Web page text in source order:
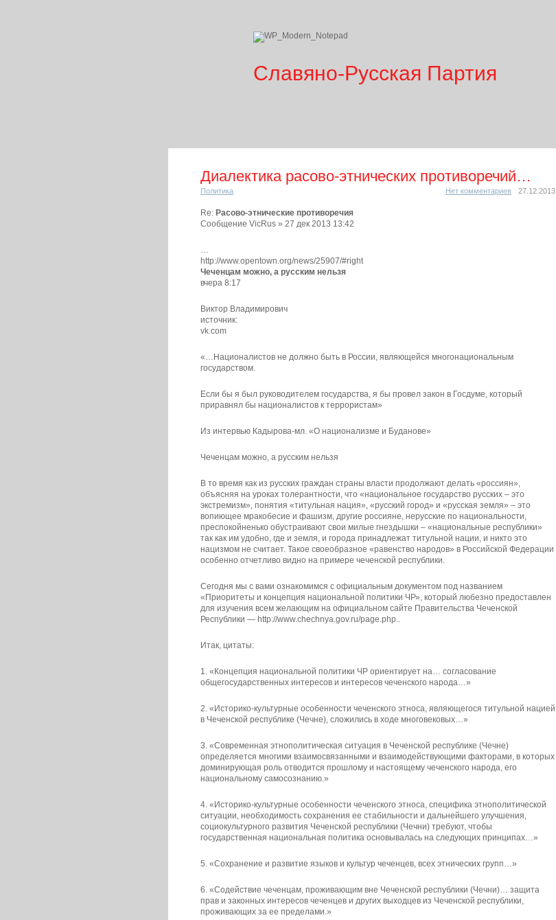
Славяно-Русская Партия
Диалектика расово-этнических противоречий…
Политика 27.12.2013
Нет комментариев
Re: Расово-этнические противоречия
Сообщение VicRus » 27 дек 2013 13:42
…
http://www.opentown.org/news/25907/#right
Чеченцам можно, а русским нельзя
вчера 8:17
Виктор Владимирович
источник:
vk.com
«…Националистов не должно быть в России, являющейся многонациональным
государством.
Если бы я был руководителем государства, я бы провел закон в Госдуме, который
приравнял бы националистов к террористам»
Из интервью Кадырова-мл. «О национализме и Буданове»
Чеченцам можно, а русским нельзя
В то время как из русских граждан страны власти продолжают делать «россиян»,
объясняя на уроках толерантности, что «национальное государство русских – это
экстремизм», понятия «титульная нация», «русский город» и «русская земля» – это
вопиющее мракобесие и фашизм, другие россияне, нерусские по национальности,
преспокойненько обустраивают свои милые гнездышки – «национальные республики»
так как им удобно, где и земля, и города принадлежат титульной нации, и никто это
нацизмом не считает. Такое своеобразное «равенство народов» в Российской Федерации
особенно отчетливо видно на примере чеченской республики.
Сегодня мы с вами ознакомимся с официальным документом под названием
«Приоритеты и концепция национальной политики ЧР», который любезно предоставлен
для изучения всем желающим на официальном сайте Правительства Чеченской
Республики — http://www.chechnya.gov.ru/page.php..
Итак, цитаты:
1. «Концепция национальной политики ЧР ориентирует на… согласование
общегосударственных интересов и интересов чеченского народа…»
2. «Историко-культурные особенности чеченского этноса, являющегося титульной нацией
в Чеченской республике (Чечне), сложились в ходе многовековых…»
3. «Современная этнополитическая ситуация в Чеченской республике (Чечне)
определяется многими взаимосвязанными и взаимодействующими факторами, в которых
доминирующая роль отводится прошлому и настоящему чеченского народа, его
национальному самосознанию.»
4. «Историко-культурные особенности чеченского этноса, специфика этнополитической
ситуации, необходимость сохранения ее стабильности и дальнейшего улучшения,
социокультурного развития Чеченской республики (Чечни) требуют, чтобы
государственная национальная политика основывалась на следующих принципах…»
5. «Сохранение и развитие языков и культур чеченцев, всех этнических групп…»
6. «Содействие чеченцам, проживающим вне Чеченской республики (Чечни)… защита
прав и законных интересов чеченцев и других выходцев из Чеченской республики,
проживающих за ее пределами.»